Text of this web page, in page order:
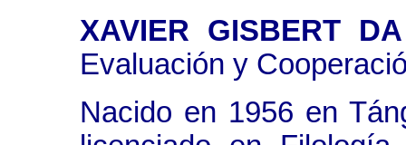
XAVIER GISBERT
Evaluación y
Nacido en 1956 en